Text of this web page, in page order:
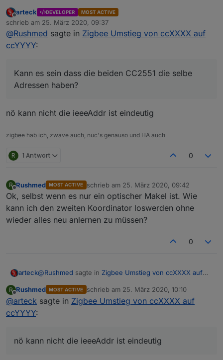
Die Geräte wurden nach dem Stickwechsel in der
Übesicht noch angezeigt, waren aber nicht
erreichbar.
Werkseinstellungen zurück gesetzt.
Die ersten beiden Sticks die ich benutzt habe waren
beide CC2551 und der neue ist ein
CC2538+CC2592
Offline
arteck DEVELOPER MOST ACTIVE
schrieb am 25. März 2020, 09:37
zuletzt editiert von
@Rushmed sagte in Zigbee Umstieg von ccXXXX auf
ccYYYY:
Kann es sein dass die beiden CC2551 die selbe
Adressen haben?
nö kann nicht die ieeeAddr ist eindeutig
zigbee hab ich, zwave auch, nuc's genauso und HA auch
R 1 Antwort 0
R
Offline
Rushmed MOST ACTIVE schrieb am 25. März 2020, 09:42
zuletzt editiert von
Ok, selbst wenn es nur ein optischer Makel ist. Wie
kann ich den zweiten Koordinator loswerden ohne
wieder alles neu anlernen zu müssen?
0
arteck@Rushmed sagte in Zigbee Umstieg von ccXXXX auf
Kann es sein dass die beiden CC2551 die selbe
R
Offline
Rushmed MOST ACTIVE schrieb am 25. März 2020, 10:10
zuletzt editiert von
@arteck sagte in Zigbee Umstieg von ccXXXX auf
ccYYYY:
nö kann nicht die ieeeAddr ist eindeutig